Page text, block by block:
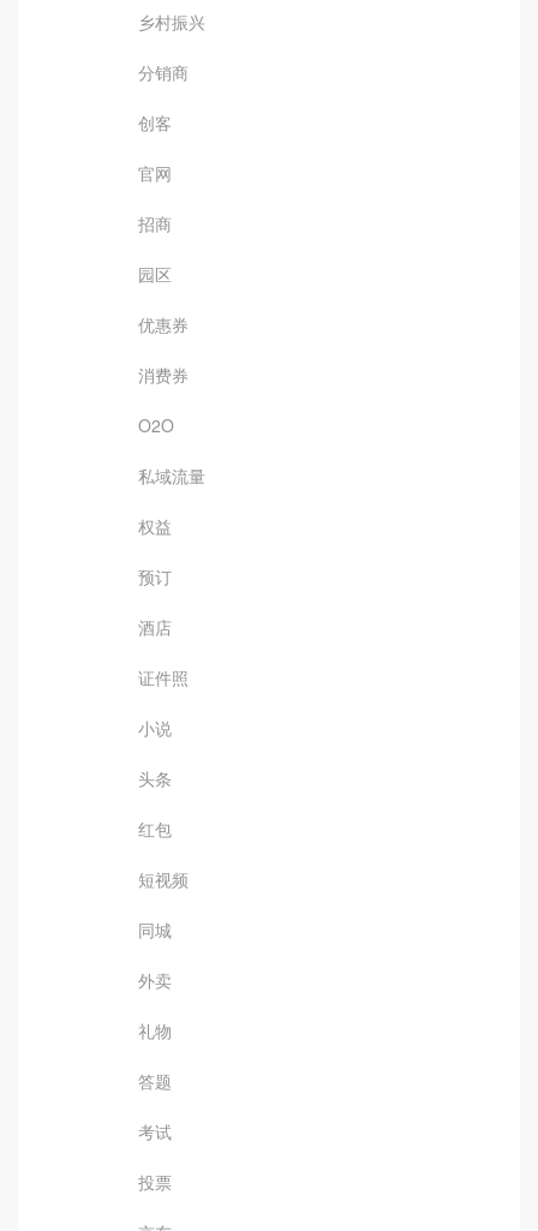
乡村振兴
分销商
创客
官网
招商
园区
优惠券
消费券
O2O
私域流量
权益
预订
酒店
证件照
小说
头条
红包
短视频
同城
外卖
礼物
答题
考试
投票